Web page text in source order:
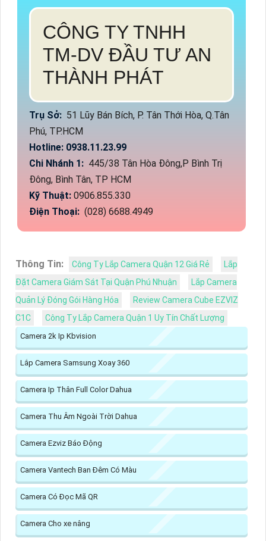
CÔNG TY TNHH
TM-DV ĐẦU TƯ AN
THÀNH PHÁT
Trụ Sở: 51 Lũy Bán Bích, P. Tân Thới Hòa, Q.Tân
Phú, TP.HCM
Hotline: 0938.11.23.99
Chi Nhánh 1: 445/38 Tân Hòa Đông,P Bình Trị
Đông, Bình Tân, TP HCM
Kỹ Thuật: 0906.855.330
Điện Thoại: (028) 6688.4949
Thông Tin: Công Ty Lắp Camera Quận 12 Giá Rẻ
Lắp
Đặt Camera Giám Sát Tại Quận Phú Nhuận
Lắp Camera
Quản Lý Đóng Gói Hàng Hóa
Review Camera Cube EZVIZ
C1C
Công Ty Lắp Camera Quận 1 Uy Tín Chất Lượng
Camera 2k Ip Kbvision
Lắp Camera Samsung Xoay 360
Camera Ip Thân Full Color Dahua
Camera Thu Âm Ngoài Trời Dahua
Camera Ezviz Báo Động
Camera Vantech Ban Đêm Có Màu
Camera Có Đọc Mã QR
Camera Cho xe nâng